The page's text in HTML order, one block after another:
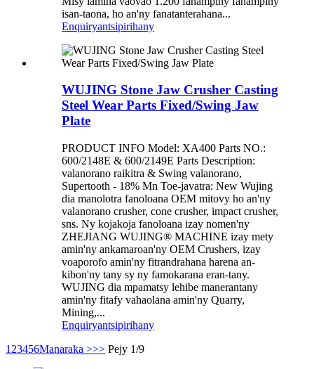
isan-taona, ho an'ny fanatanterahana...
Enquiryantsipirihany
WUJING Stone Jaw Crusher Casting
Steel Wear Parts Fixed/Swing Jaw
Plate
PRODUCT INFO Model: XA400 Parts NO.:
600/2148E & 600/2149E Parts Description:
valanorano raikitra & Swing valanorano,
Supertooth - 18% Mn Toe-javatra: New Wujing
dia manolotra fanoloana OEM mitovy ho an'ny
valanorano crusher, cone crusher, impact crusher,
sns. Ny kojakoja fanoloana izay nomen'ny
ZHEJIANG WUJING® MACHINE izay mety
amin'ny ankamaroan'ny OEM Crushers, izay
voaporofo amin'ny fitrandrahana harena an-
kibon'ny tany sy ny famokarana eran-tany.
WUJING dia mpamatsy lehibe manerantany
amin'ny fitafy vahaolana amin'ny Quarry,
Mining,...
Enquiryantsipirihany
1 23456Manaraka >>> Pejy 1/9